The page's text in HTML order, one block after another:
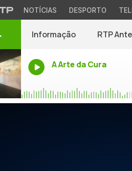
NOTÍCIAS DESPORTO
Informação RTP
A Arte da Cura